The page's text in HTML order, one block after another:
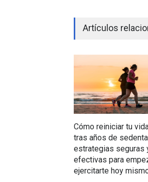
Artículos
Cómo reiniciar tu
tras años de
estrategias seguras
efectivas para
ejercitarte hoy